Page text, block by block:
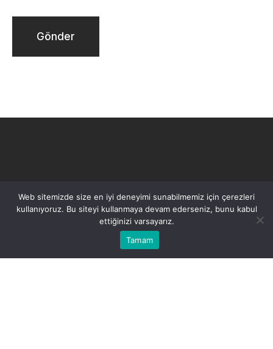
Gönder
Feyzullah Mahallesi, Şht.
Hikmet Alp Cd.
No:5, 34843 Maltepe/
Web sitemizde size en iyi deneyimi sunabilmemiz için çerezleri
kullanıyoruz. Bu siteyi kullanmaya devam ederseniz, bunu kabul
ettiğinizi varsayarız.
Tamam